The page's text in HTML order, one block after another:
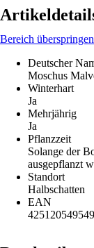
Bereich überspringen
Deutscher
Moschus
Winterhart
Ja
Mehrjährig
Ja
Pflanzzeit
Solange der
ausgepflanzt
Standort
Halbschatten
EAN